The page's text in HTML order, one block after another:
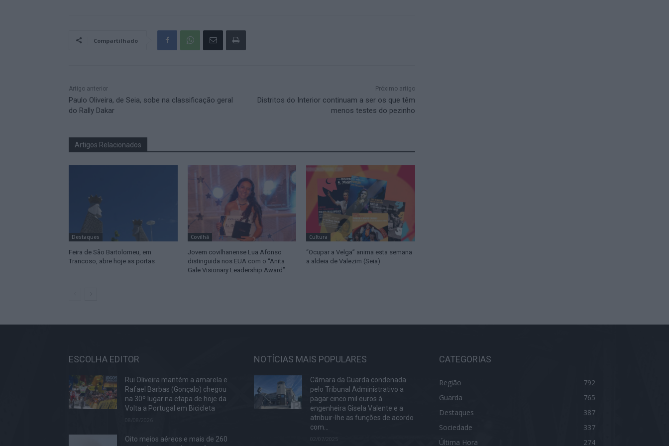
Compartilhado
Artigo anterior
Paulo Oliveira, de Seia, sobe na classificação geral
do Rally Dakar
Próximo artigo
Distritos do Interior continuam a ser os que têm
menos testes do pezinho
Artigos Relacionados
Destaques
Feira de São Bartolomeu, em
Trancoso, abre hoje as portas
Covilhã
Jovem covilhanense Lua Afonso
distinguida nos EUA com o “Anita
Gale Visionary Leadership Award”
Cultura
“Ocupar a Velga” anima esta semana
a aldeia de Valezim (Seia)
ESCOLHA EDITOR
Rui Oliveira mantém a amarela e
Rafael Barbas (Gonçalo) chegou
na 30º lugar na etapa de hoje da
Volta a Portugal em Bicicleta
Oito meios aéreos e mais de 260
NOTÍCIAS MAIS POPULARES
Câmara da Guarda condenada
pelo Tribunal Administrativo a
pagar cinco mil euros à
engenheira Gisela Valente e a
atribuir-lhe as funções de acordo
com...
02/07/2025
CATEGORIAS
Região
792
Guarda
765
Destaques
387
Sociedade
337
Última Hora
274